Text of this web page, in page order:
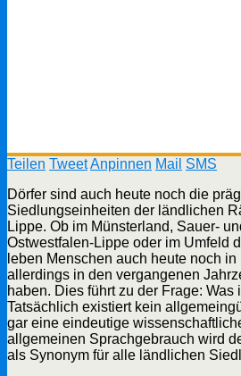
Teilen TweetAnpinnen Mail SMS
Dörfer sind auch heute noch die
Siedlungseinheiten der ländlichen
Lippe. Ob im Münsterland, Sauer-
Ostwestfalen-Lippe oder im Umfeld
leben Menschen auch heute noch
allerdings in den vergangenen
haben. Dies führt zu der Frage:
Tatsächlich existiert kein
gar eine eindeutige
allgemeinen Sprachgebrauch wird
als Synonym für alle ländlichen